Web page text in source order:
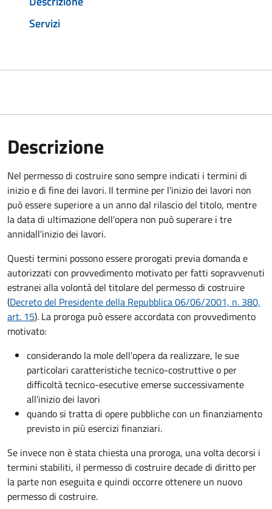
Servizi
Descrizione
Nel permesso di costruire sono sempre indicati i termini di
inizio e di fine dei lavori. Il termine per l'inizio dei lavori non
può essere superiore a un anno dal rilascio del titolo, mentre
la data di ultimazione dell'opera non può superare i tre
annidall'inizio dei lavori.
Questi termini possono essere prorogati previa domanda e
autorizzati con provvedimento motivato per fatti sopravvenuti
estranei alla volontà del titolare del permesso di costruire
(Decreto del Presidente della Repubblica 06/06/2001, n. 380,
art. 15). La proroga può essere accordata con provvedimento
motivato:
considerando la mole dell'opera da realizzare, le sue
particolari caratteristiche tecnico-costruttive o per
difficoltà tecnico-esecutive emerse successivamente
all'inizio dei lavori
quando si tratta di opere pubbliche con un finanziamento
previsto in più esercizi finanziari.
Se invece non è stata chiesta una proroga, una volta decorsi i
termini stabiliti, il permesso di costruire decade di diritto per
la parte non eseguita e quindi occorre ottenere un nuovo
permesso di costruire.